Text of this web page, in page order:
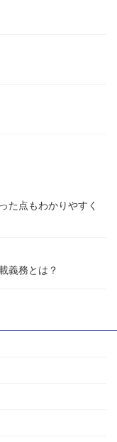
た点もわかりやすく
義務とは？